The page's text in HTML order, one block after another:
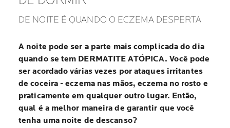
DE NOITE É QUANDO O ECZEMA DESPERTA
A noite pode ser a parte mais complicada do dia
quando se tem DERMATITE ATÓPICA. Você pode
ser acordado várias vezes por ataques irritantes
de coceira - eczema nas mãos, eczema no rosto e
praticamente em qualquer outro lugar. Então,
qual é a melhor maneira de garantir que você
tenha uma noite de descanso?